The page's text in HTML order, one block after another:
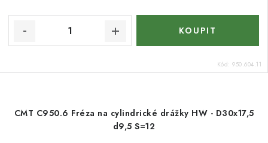
Kód: 950.604.11
CMT C950.6 Fréza na cylindrické drážky HW - D30x17,5
d9,5 S=12